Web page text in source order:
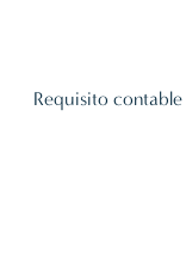
Requisito contable